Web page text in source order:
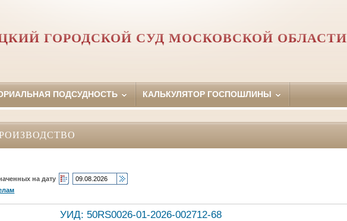
ГОРОДСКОЙ СУД МОСКОВСКОЙ ОБЛАСТИ
ПОДСУДНОСТЬ КАЛЬКУЛЯТОР ГОСПОШЛИНЫ
на дату
УИД: 50RS0026-01-2026-002712-68